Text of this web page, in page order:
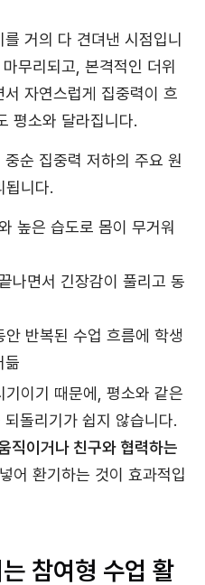
거의 다 견뎌낸 시점입니
무리되고, 본격적인 더위
자연스럽게 집중력이 흐
평소와 달라집니다.
순 집중력 저하의 주요 원
됩니다.
높은 습도로 몸이 무거워
나면서 긴장감이 풀리고 동
안 반복된 수업 흐름에 학생
듦
이기 때문에, 평소와 같은
돌리기가 쉽지 않습니다.
직이거나 친구와 협력하는
어 환기하는 것이 효과적입
참여형 수업 활